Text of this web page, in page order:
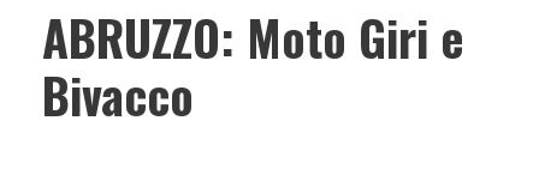
ABRUZZO: Moto Giri e
Bivacco